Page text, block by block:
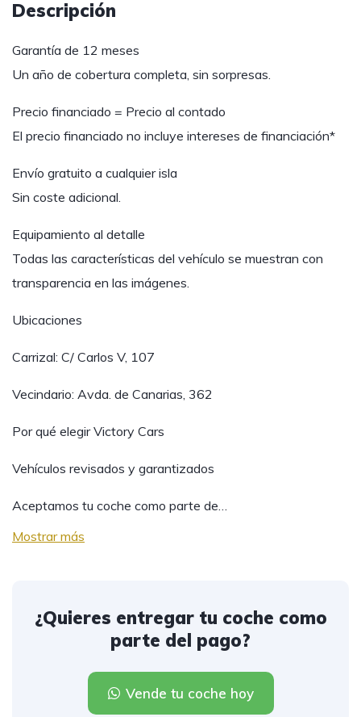
Descripción
Garantía de 12 meses
Un año de cobertura completa, sin sorpresas.
Precio financiado = Precio al contado
El precio financiado no incluye intereses de financiación*
Envío gratuito a cualquier isla
Sin coste adicional.
Equipamiento al detalle
Todas las características del vehículo se muestran con
transparencia en las imágenes.
Ubicaciones
Carrizal: C/ Carlos V, 107
Vecindario: Avda. de Canarias, 362
Por qué elegir Victory Cars
Vehículos revisados y garantizados
Aceptamos tu coche como parte de…
Mostrar más
¿Quieres entregar tu coche como
parte del pago?
Vende tu coche hoy